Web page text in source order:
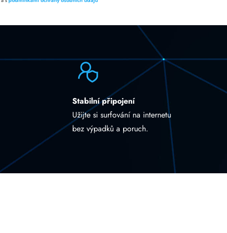
Stabilní připojení
Užijte si surfování na internetu
bez výpadků a poruch.